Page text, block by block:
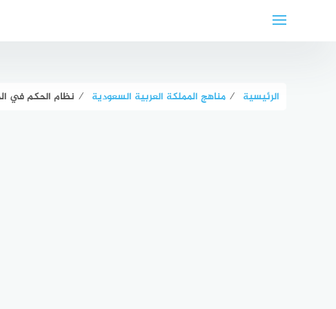
الرئيسية ⁄ مناهج المملكة العربية السعودية ⁄ نظام الحكم في